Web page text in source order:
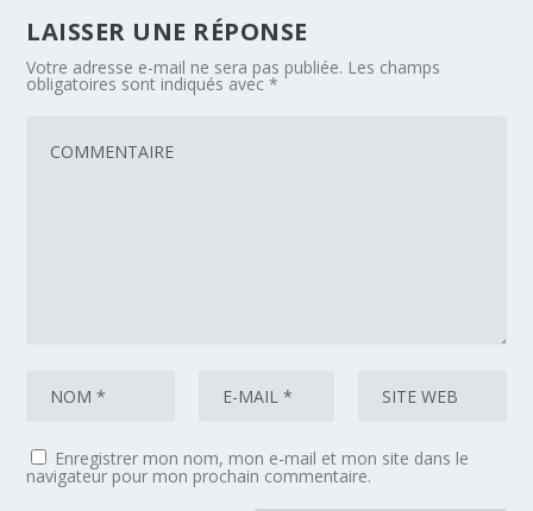
LAISSER UNE RÉPONSE
Votre adresse e-mail ne sera pas publiée. Les champs
obligatoires sont indiqués avec*
Enregistrer mon nom, mon e-mail et mon site dans le
navigateur pour mon prochain commentaire.